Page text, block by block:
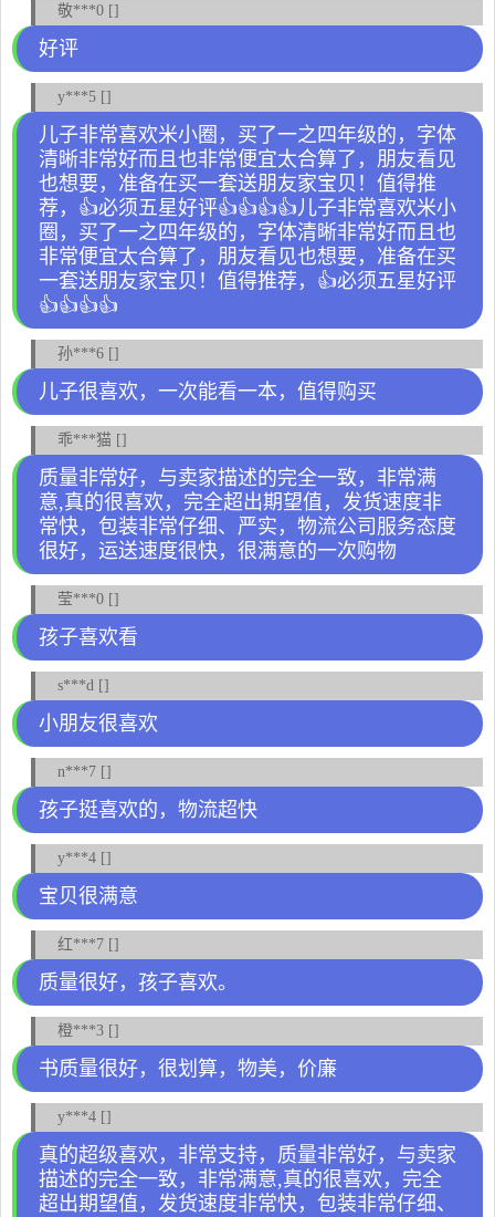
敬***0 []
好评
y***5 []
儿子非常喜欢米小圈，买了一之四年级的，字体
清晰非常好而且也非常便宜太合算了，朋友看见
也想要，准备在买一套送朋友家宝贝！值得推
荐，👍必须五星好评👍👍👍👍儿子非常喜欢米小
圈，买了一之四年级的，字体清晰非常好而且也
非常便宜太合算了，朋友看见也想要，准备在买
一套送朋友家宝贝！值得推荐，👍必须五星好评
👍👍👍👍
孙***6 []
儿子很喜欢，一次能看一本，值得购买
乖***猫 []
质量非常好，与卖家描述的完全一致，非常满
意,真的很喜欢，完全超出期望值，发货速度非
常快，包装非常仔细、严实，物流公司服务态度
很好，运送速度很快，很满意的一次购物
莹***0 []
孩子喜欢看
s***d []
小朋友很喜欢
n***7 []
孩子挺喜欢的，物流超快
y***4 []
宝贝很满意
红***7 []
质量很好，孩子喜欢。
橙***3 []
书质量很好，很划算，物美，价廉
y***4 []
真的超级喜欢，非常支持，质量非常好，与卖家
描述的完全一致，非常满意,真的很喜欢，完全
超出期望值，发货速度非常快，包装非常仔细、